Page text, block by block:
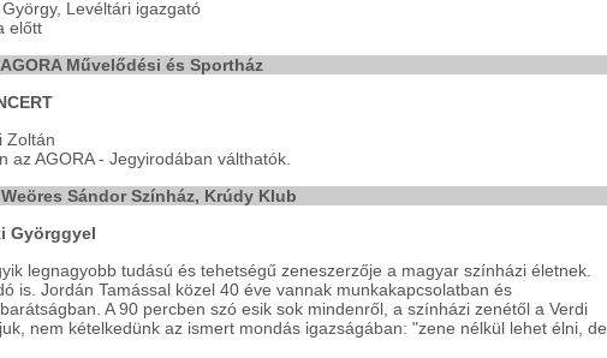
Le­véltári igazgató
előtt
Művelődési és Sportház
Zoltán
az AGORA - Jegyirodában válthatók.
Sándor Színház, Krúdy Klub
Györggyel
legnagyobb tudású és tehetségű zeneszerzője a magyar színházi életnek.
is. Jordán Tamással közel 40 éve vannak munkakapcsolatban és
A 90 percben szó esik sok mindenről, a színházi zenétől a Verdi
nem kételkedünk az ismert mondás igazságában: "zene nélkül lehet élni, de